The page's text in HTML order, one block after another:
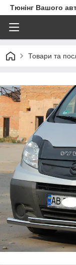
Тюнінг Вашого
Товари та